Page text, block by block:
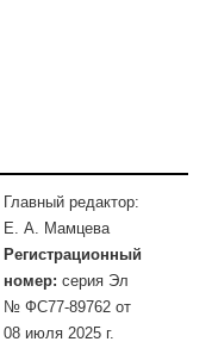
Главный редактор:
Е. А. Мамцева
Регистрационный
номер: серия Эл
№ ФС77-89762 от
08 июля 2025 г.